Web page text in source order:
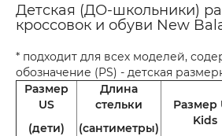
Детская (ДО-школьники)
кроссовок и обуви New
* подходит для всех моделей,
обозначение (PS) - детская
Размер
US
(дети)
Длина
стельки
(сантиметры)
Размер
Kids